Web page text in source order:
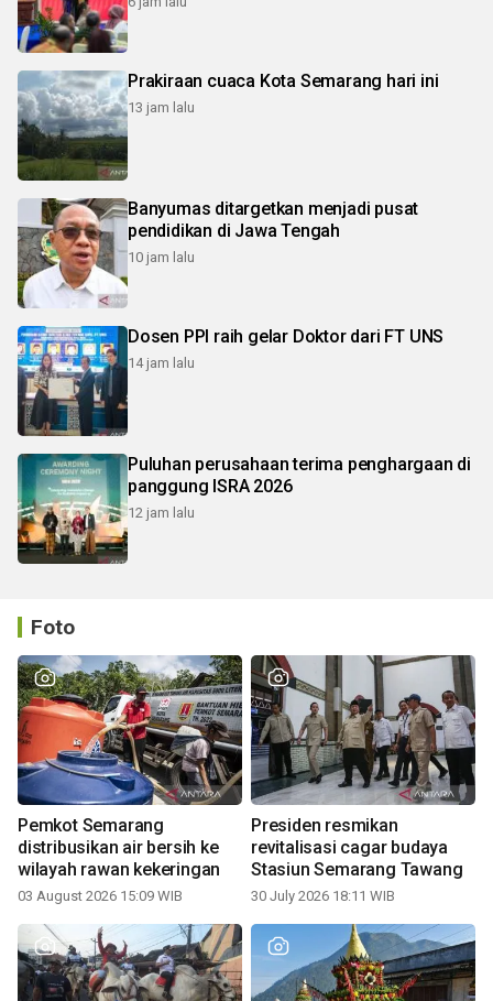
Prakiraan cuaca Kota Semarang hari ini
13 jam lalu
Banyumas ditargetkan menjadi pusat
pendidikan di Jawa Tengah
10 jam lalu
Dosen PPI raih gelar Doktor dari FT UNS
14 jam lalu
Puluhan perusahaan terima penghargaan di
panggung ISRA 2026
12 jam lalu
Foto
Pemkot Semarang
distribusikan air bersih ke
wilayah rawan kekeringan
03 August 2026 15:09 WIB
Presiden resmikan
revitalisasi cagar budaya
Stasiun Semarang Tawang
30 July 2026 18:11 WIB